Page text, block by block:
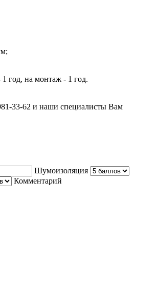
1 год, на монтаж - 1 год.
33-62 и наши специалисты Вам
Шумоизоляция
Комментарий